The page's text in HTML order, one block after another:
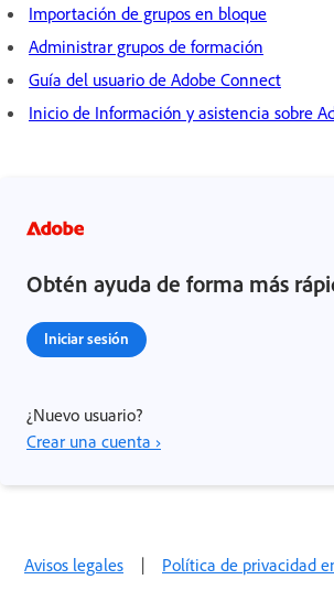
Importación de grupos en bloque
Administrar grupos de formación
Guía del usuario de Adobe Connect
Inicio de Información y asistencia sobre
Obtén ayuda de forma más
Iniciar sesión
¿Nuevo usuario?
Crear una cuenta ›
Avisos legales | Política de privacidad